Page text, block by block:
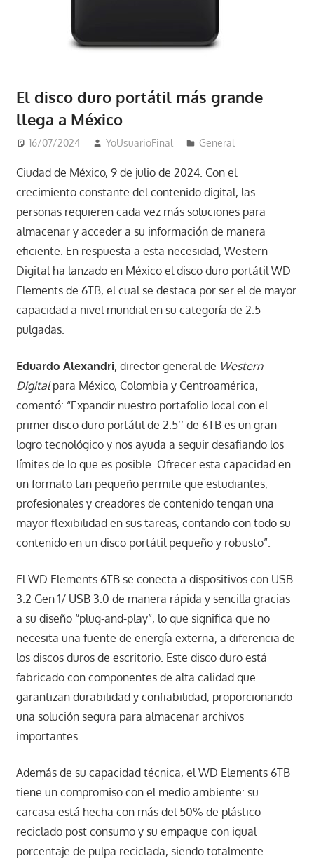
El disco duro portátil más grande
llega a México
16/07/2024 YoUsuarioFinal General
Ciudad de México, 9 de julio de 2024. Con el
crecimiento constante del contenido digital, las
personas requieren cada vez más soluciones para
almacenar y acceder a su información de manera
eficiente. En respuesta a esta necesidad, Western
Digital ha lanzado en México el disco duro portátil WD
Elements de 6TB, el cual se destaca por ser el de mayor
capacidad a nivel mundial en su categoría de 2.5
pulgadas.
Eduardo Alexandri, director general de Western
Digitalpara México, Colombia y Centroamérica,
comentó: “Expandir nuestro portafolio local con el
primer disco duro portátil de 2.5’’ de 6TB es un gran
logro tecnológico y nos ayuda a seguir desafiando los
límites de lo que es posible. Ofrecer esta capacidad en
un formato tan pequeño permite que estudiantes,
profesionales y creadores de contenido tengan una
mayor flexibilidad en sus tareas, contando con todo su
contenido en un disco portátil pequeño y robusto”.
El WD Elements 6TB se conecta a dispositivos con USB
3.2 Gen 1/ USB 3.0 de manera rápida y sencilla gracias
a su diseño “plug-and-play”, lo que significa que no
necesita una fuente de energía externa, a diferencia de
los discos duros de escritorio. Este disco duro está
fabricado con componentes de alta calidad que
garantizan durabilidad y confiabilidad, proporcionando
una solución segura para almacenar archivos
importantes.
Además de su capacidad técnica, el WD Elements 6TB
tiene un compromiso con el medio ambiente: su
carcasa está hecha con más del 50% de plástico
reciclado post consumo y su empaque con igual
porcentaje de pulpa reciclada, siendo totalmente